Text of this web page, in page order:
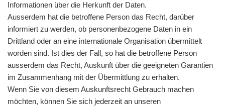
Informationen über die Herkunft der Daten.
Ausserdem hat die betroffene Person das Recht, darüber
informiert zu werden, ob personenbezogene Daten in ein
Drittland oder an eine internationale Organisation übermittelt
worden sind. Ist dies der Fall, so hat die betroffene Person
ausserdem das Recht, Auskunft über die geeigneten Garantien
im Zusammenhang mit der Übermittlung zu erhalten.
Wenn Sie von diesem Auskunftsrecht Gebrauch machen
möchten, können Sie sich jederzeit an unseren